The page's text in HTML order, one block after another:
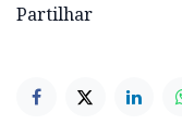
Partilhar